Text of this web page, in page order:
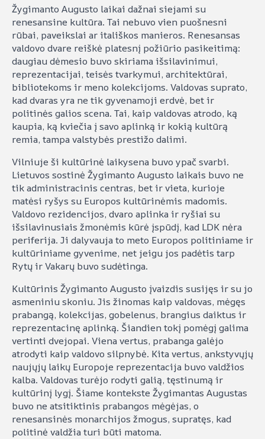
Žygimanto Augusto laikai dažnai siejami su
renesansine kultūra. Tai nebuvo vien puošnesni
rūbai, paveikslai ar itališkos manieros. Renesansas
valdovo dvare reiškė platesnį požiūrio pasikeitimą:
daugiau dėmesio buvo skiriama išsilavinimui,
reprezentacijai, teisės tvarkymui, architektūrai,
bibliotekoms ir meno kolekcijoms. Valdovas suprato,
kad dvaras yra ne tik gyvenamoji erdvė, bet ir
politinės galios scena. Tai, kaip valdovas atrodo, ką
kaupia, ką kviečia į savo aplinką ir kokią kultūrą
remia, tampa valstybės prestižo dalimi.
Vilniuje ši kultūrinė laikysena buvo ypač svarbi.
Lietuvos sostinė Žygimanto Augusto laikais buvo ne
tik administracinis centras, bet ir vieta, kurioje
matėsi ryšys su Europos kultūrinėmis madomis.
Valdovo rezidencijos, dvaro aplinka ir ryšiai su
išsilavinusiais žmonėmis kūrė įspūdį, kad LDK nėra
periferija. Ji dalyvauja to meto Europos politiniame ir
kultūriniame gyvenime, net jeigu jos padėtis tarp
Rytų ir Vakarų buvo sudėtinga.
Kultūrinis Žygimanto Augusto įvaizdis susijęs ir su jo
asmeniniu skoniu. Jis žinomas kaip valdovas, mėgęs
prabangą, kolekcijas, gobelenus, brangius daiktus ir
reprezentacinę aplinką. Šiandien tokį pomėgį galima
vertinti dvejopai. Viena vertus, prabanga galėjo
atrodyti kaip valdovo silpnybė. Kita vertus, ankstyvųjų
naujųjų laikų Europoje reprezentacija buvo valdžios
kalba. Valdovas turėjo rodyti galią, tęstinumą ir
kultūrinį lygį. Šiame kontekste Žygimantas Augustas
buvo ne atsitiktinis prabangos mėgėjas, o
renesansinės monarchijos žmogus, supratęs, kad
politinė valdžia turi būti matoma.